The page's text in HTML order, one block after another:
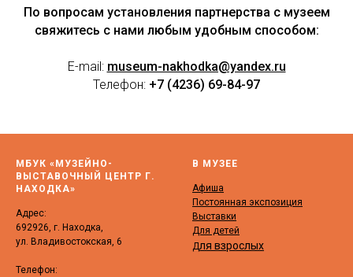
По вопросам установления партнерства с музеем
свяжитесь с нами любым удобным способом:
E-mail: museum-nakhodka@yandex.ru
Телефон: +7 (4236) 69-84-97
МБУК «МУЗЕЙНО-
ВЫСТАВОЧНЫЙ ЦЕНТР Г.
НАХОДКА»
Адрес:
692926, г. Находка,
ул. Владивостокская, 6
Телефон:
В МУЗЕЕ
Афиша
Постоянная экспозиция
Выставки
Для детей
Для взрослых